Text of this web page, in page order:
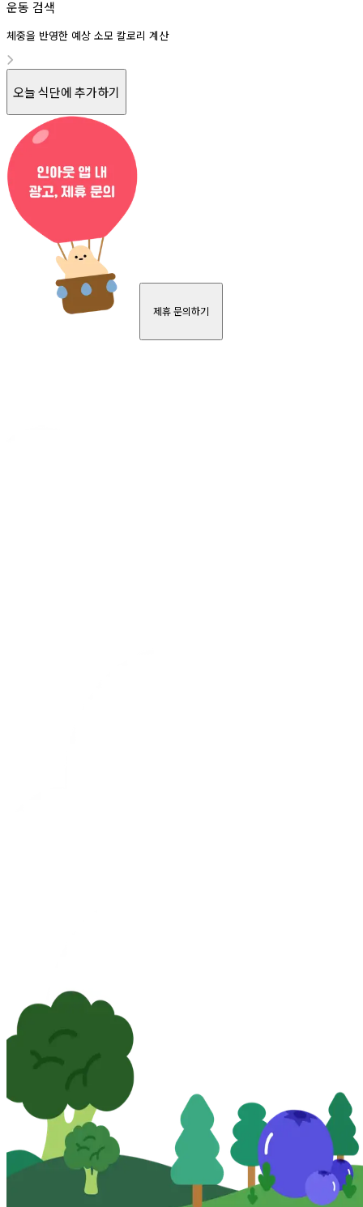
운동 검색
체중을 반영한 예상 소모 칼로리 계산
오늘 식단에 추가하기
제휴 문의하기